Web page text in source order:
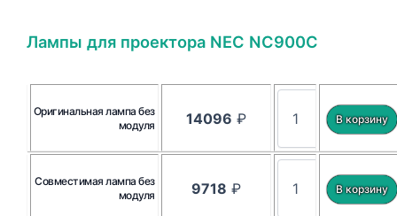
Лампы для проектора NEC NC900C
Оригинальная лампа без
модуля
14096 ₽
Совместимая лампа без
модуля
9718 ₽